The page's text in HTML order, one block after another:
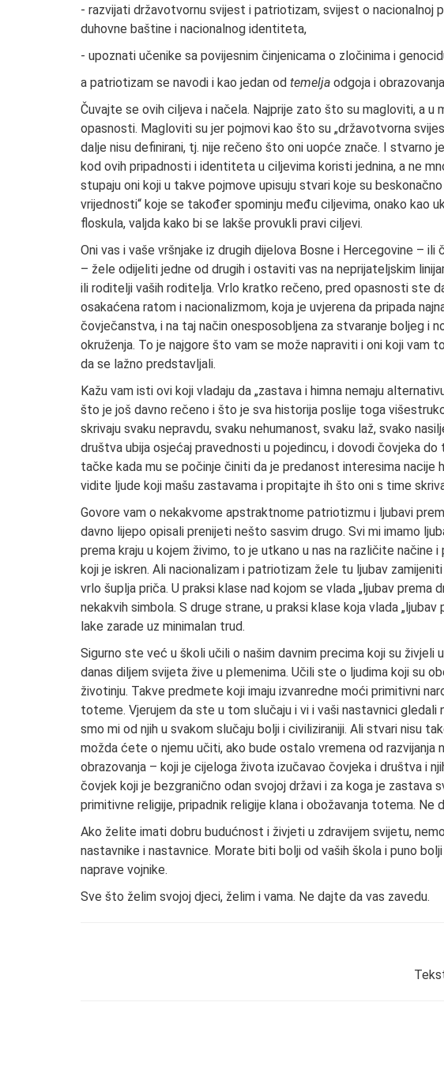
- razvijati državotvornu svijest i patriotizam, svijest o nacionalnoj
duhovne baštine i nacionalnog identiteta,
- upoznati učenike sa povijesnim činjenicama o zločinima i
a patriotizam se navodi i kao jedan od temelja odgoja i
Čuvajte se ovih ciljeva i načela. Najprije zato što su magloviti, a u
opasnosti. Magloviti su jer pojmovi kao što su „državotvorna
dalje nisu definirani, tj. nije rečeno što oni uopće znače. I stvarno
kod ovih pripadnosti i identiteta u ciljevima koristi jednina, a ne
stupaju oni koji u takve pojmove upisuju stvari koje su
vrijednosti“ koje se također spominju među ciljevima, onako kao
floskula, valjda kako bi se lakše provukli pravi ciljevi.
Oni vas i vaše vršnjake iz drugih dijelova Bosne i Hercegovine –
– žele odijeliti jedne od drugih i ostaviti vas na neprijateljskim
ili roditelji vaših roditelja. Vrlo kratko rečeno, pred opasnosti ste
osakaćena ratom i nacionalizmom, koja je uvjerena da pripada
čovječanstva, i na taj način onesposobljena za stvaranje boljeg i
okruženja. To je najgore što vam se može napraviti i oni koji vam
da se lažno predstavljali.
Kažu vam isti ovi koji vladaju da „zastava i himna nemaju
što je još davno rečeno i što je sva historija poslije toga
skrivaju svaku nepravdu, svaku nehumanost, svaku laž, svako
društva ubija osjećaj pravednosti u pojedincu, i dovodi čovjeka do
tačke kada mu se počinje činiti da je predanost interesima nacije
vidite ljude koji mašu zastavama i propitajte ih što oni s time
Govore vam o nekakvome apstraktnome patriotizmu i ljubavi
davno lijepo opisali prenijeti nešto sasvim drugo. Svi mi imamo
prema kraju u kojem živimo, to je utkano u nas na različite načine
koji je iskren. Ali nacionalizam i patriotizam žele tu ljubav
vrlo šuplja priča. U praksi klase nad kojom se vlada „ljubav
nekakvih simbola. S druge strane, u praksi klase koja vlada
lake zarade uz minimalan trud.
Sigurno ste već u školi učili o našim davnim precima koji su živjeli
danas diljem svijeta žive u plemenima. Učili ste o ljudima koji su
životinju. Takve predmete koji imaju izvanredne moći primitivni
toteme. Vjerujem da ste u tom slučaju i vi i vaši nastavnici gledali
smo mi od njih u svakom slučaju bolji i civiliziraniji. Ali stvari nisu
možda ćete o njemu učiti, ako bude ostalo vremena od razvijanja
obrazovanja – koji je cijeloga života izučavao čovjeka i društva i
čovjek koji je bezgranično odan svojoj državi i za koga je zastava
primitivne religije, pripadnik religije klana i obožavanja totema. Ne
Ako želite imati dobru budućnost i živjeti u zdravijem svijetu,
nastavnike i nastavnice. Morate biti bolji od vaših škola i puno
naprave vojnike.
Sve što želim svojoj djeci, želim i vama. Ne dajte da vas zavedu.